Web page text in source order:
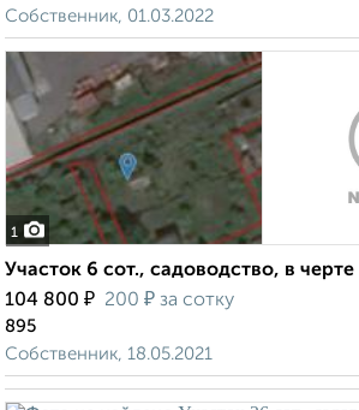
Собственник, 01.03.2022
1
Участок 6 сот., садоводство, в черте
104 800 ₽ 200 ₽ за сотку
895
Собственник, 18.05.2021